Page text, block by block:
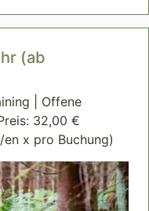
(ab
| Offene
32,00 €
x pro Buchung)